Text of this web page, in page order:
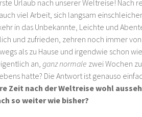
Urlaub nach unserer Weltreise!
viel Arbeit, sich langsam
in das Unbekannte, Leichte und
und zufrieden, zehren noch immer
als zu Hause und irgendwie schon
an,ganz normale zwei Wochen
hatte? Die Antwort ist genauso
Zeit nach der Weltreise wohl
so weiter wie bisher?